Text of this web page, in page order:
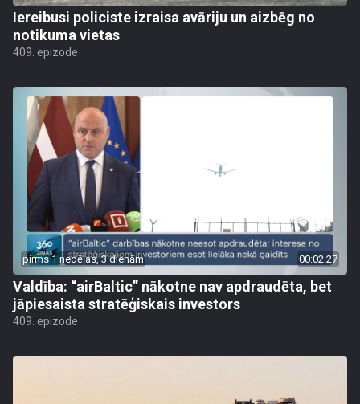
Iereibusi policiste izraisa avāriju un aizbēg no
notikuma vietas
409. epizode
pirms 1 nedēļas, 3 dienām 00:02:27
Valdība: “airBaltic” nākotne nav apdraudēta, bet
jāpiesaista stratēģiskais investors
409. epizode